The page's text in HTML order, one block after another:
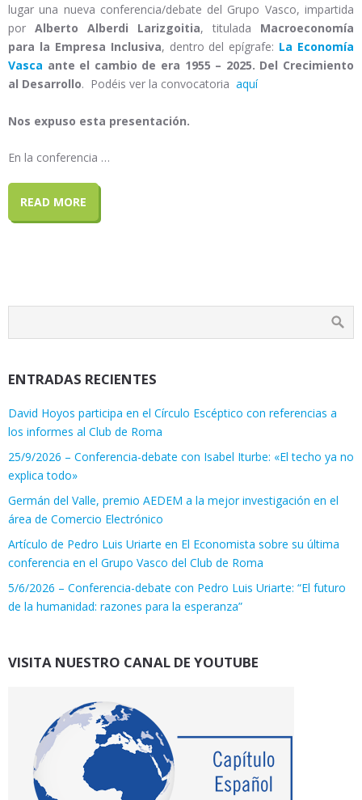
lugar una nueva conferencia/debate del Grupo Vasco, impartida
por Alberto Alberdi Larizgoitia, titulada Macroeconomía
para la Empresa Inclusiva, dentro del epígrafe: La Economía
Vasca ante el cambio de era 1955 – 2025. Del Crecimiento
al Desarrollo. Podéis ver la convocatoria aquí
Nos expuso esta presentación.
En la conferencia …
READ MORE
ENTRADAS RECIENTES
David Hoyos participa en el Círculo Escéptico con referencias a
los informes al Club de Roma
25/9/2026 – Conferencia-debate con Isabel Iturbe: «El techo ya no
explica todo»
Germán del Valle, premio AEDEM a la mejor investigación en el
área de Comercio Electrónico
Artículo de Pedro Luis Uriarte en El Economista sobre su última
conferencia en el Grupo Vasco del Club de Roma
5/6/2026 – Conferencia-debate con Pedro Luis Uriarte: “El futuro
de la humanidad: razones para la esperanza”
VISITA NUESTRO CANAL DE YOUTUBE